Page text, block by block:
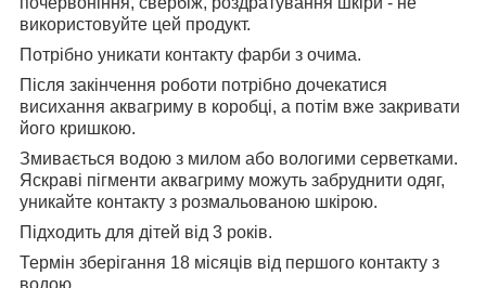
використовуйте цей продукт.
Потрібно уникати контакту фарби з очима.
Після закінчення роботи потрібно дочекатися
висихання аквагриму в коробці, а потім вже закривати
його кришкою.
Змивається водою з милом або вологими серветками.
Яскраві пігменти аквагриму можуть забруднити одяг,
уникайте контакту з розмальованою шкірою.
Підходить для дітей від 3 років.
Термін зберігання 18 місяців від першого контакту з